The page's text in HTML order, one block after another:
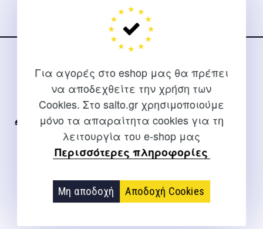
Για αγορές στο eshop μας θα πρέπει
να αποδεχθείτε την χρήση των
Cookies. Στο salto.gr χρησιμοποιούμε
μόνο τα απαραίτητα cookies για τη
λειτουργία του e-shop μας
Περισσότερες πληροφορίες
Μη αποδοχή Αποδοχή Cookies
ΕΠΙΚΟΙΝΩΝΊΑ
Για διευκρινίσεις και υποστήριξη παραγγελιών μέσω του
Internet
2310 267108
info@salto.gr